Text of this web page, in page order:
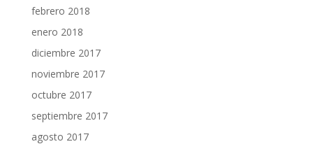
febrero 2018
enero 2018
diciembre 2017
noviembre 2017
octubre 2017
septiembre 2017
agosto 2017